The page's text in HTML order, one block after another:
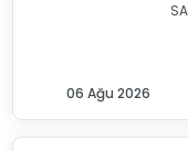
06 Ağu 2026